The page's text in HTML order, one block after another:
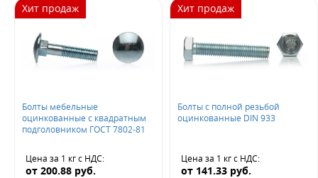
Хит продаж
Болты мебельные
оцинкованные с квадратным
подголовником ГОСТ 7802-81
Цена за 1 кгс НДС:
от 200.88 руб.
Хит продаж
Болты с полной резьбой
оцинкованные DIN 933
Цена за 1 кгс НДС:
от 141.33 руб.